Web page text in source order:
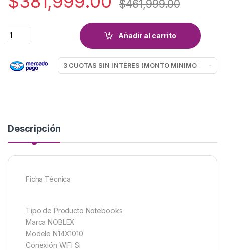
$461,999.00
NOTEBOOK NOBLEX N14X1010 CELERON N4020C quantity
Añadir al carrito
Descripción
Ficha Técnica
Tipo de Producto Notebooks
Marca NOBLEX
Modelo N14X1010
Conexión WIFI Si